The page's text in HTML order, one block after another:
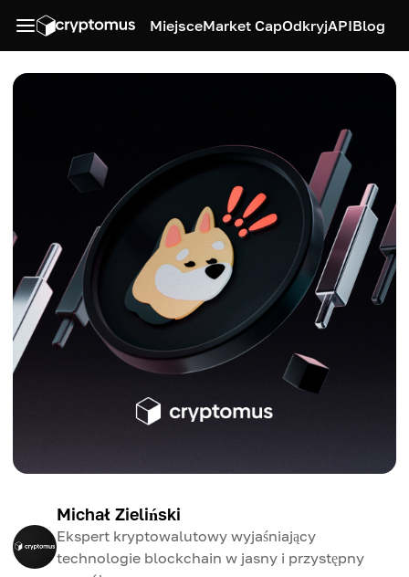
MiejsceMarket CapOdkryjAPIBlog
Michał Zieliński
Ekspert kryptowalutowy wyjaśniający
technologie blockchain w jasny i przystępny